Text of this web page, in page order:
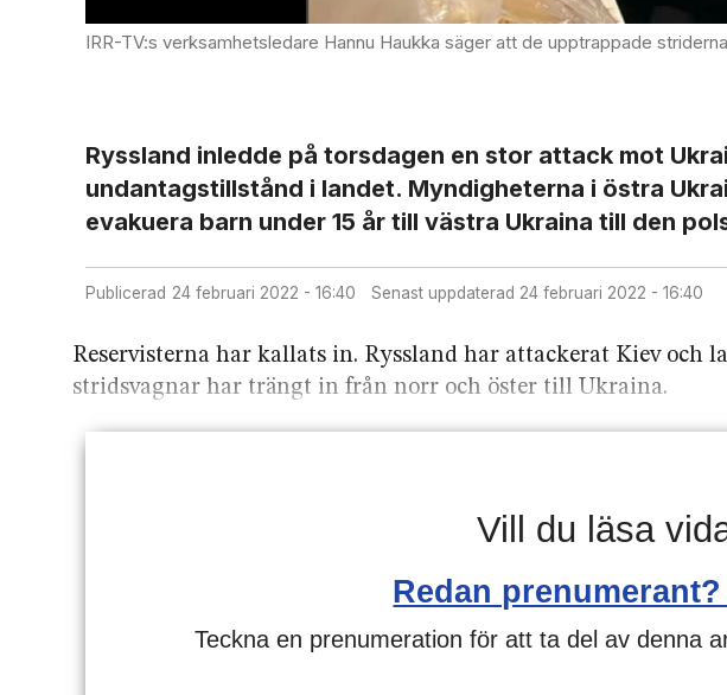
IRR-TV:s verksamhetsledare Hannu Haukka säger att de upptrappade striderna och risken för ett fullskaligt krig
Ryssland inledde på torsdagen en stor attack mot
undantagstillstånd i landet. Myndigheterna i östra
evakuera barn under 15 år till västra Ukraina till den
Publicerad 24 februari 2022 - 16:40 Senast uppdaterad 24 februari 2022 - 16:40
Reservisterna har kallats in. Ryssland har attackerat Kiev och
stridsvagnar har trängt in från norr och öster till Ukraina.
Vill du läsa
Redan
Teckna en prenumeration för att ta del av denna